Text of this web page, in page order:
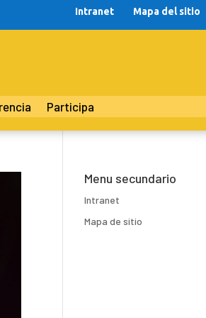
Intranet Mapa del sitio
Participa
Menu secundario
Intranet
Mapa de sitio